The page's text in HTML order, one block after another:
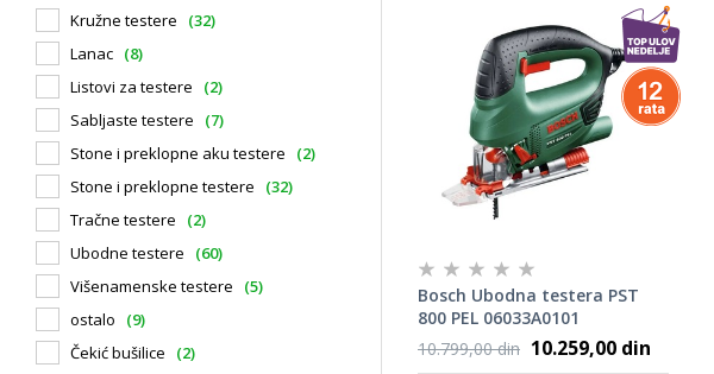
Kružne testere
(32)
Lanac (8)
Listovi za testere
(2)
Sabljaste testere
(7)
Stone i preklopne aku testere
(2)
Stone i preklopne testere
(32)
Tračne testere
(2)
Ubodne testere
(60)
Višenamenske testere
(5)
ostalo
(9)
Čekić bušilice
(2)
Bosch Ubodna testera PST
800 PEL 06033A0101
10.799,00 din 10.259,00 din